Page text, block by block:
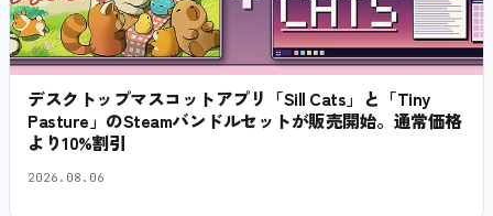
デスクトップマスコットアプリ「Sill Cats」と「Tiny
Pasture」のSteamバンドルセットが販売開始。通常価格
より10%割引
2026.08.06